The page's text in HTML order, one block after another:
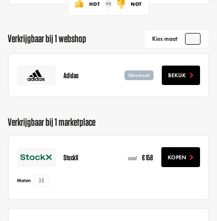
HOT NOT
Verkrijgbaar bij 1 webshop Kies maat
Adidas Uitverkocht BEKIJK
Verkrijgbaar bij 1 marketplace
StockX vanaf € 158 KOPEN
Maten 36